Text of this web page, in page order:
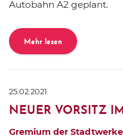
Autobahn A2 geplant.
Mehr lesen
25.02.2021
NEUER VORSITZ
Gremium der